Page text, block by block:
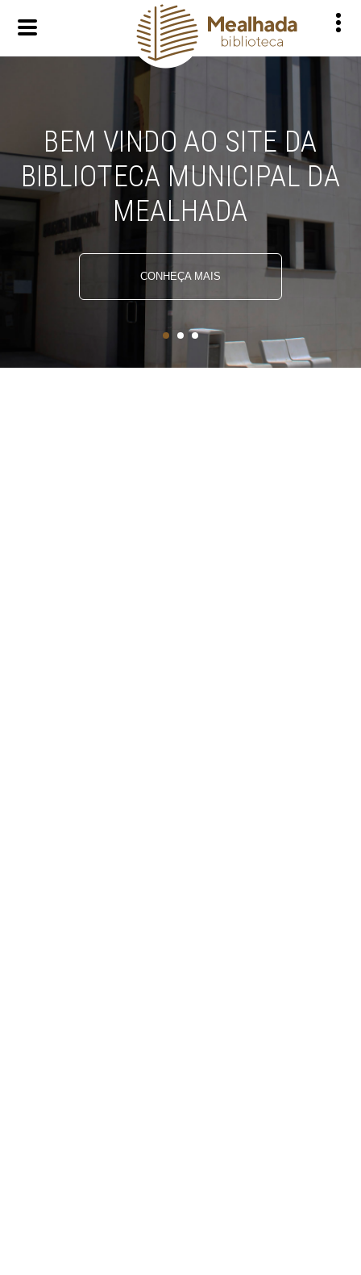
BEM VINDO AO SITE DA
BIBLIOTECA MUNICIPAL DA
MEALHADA
CONHEÇA MAIS